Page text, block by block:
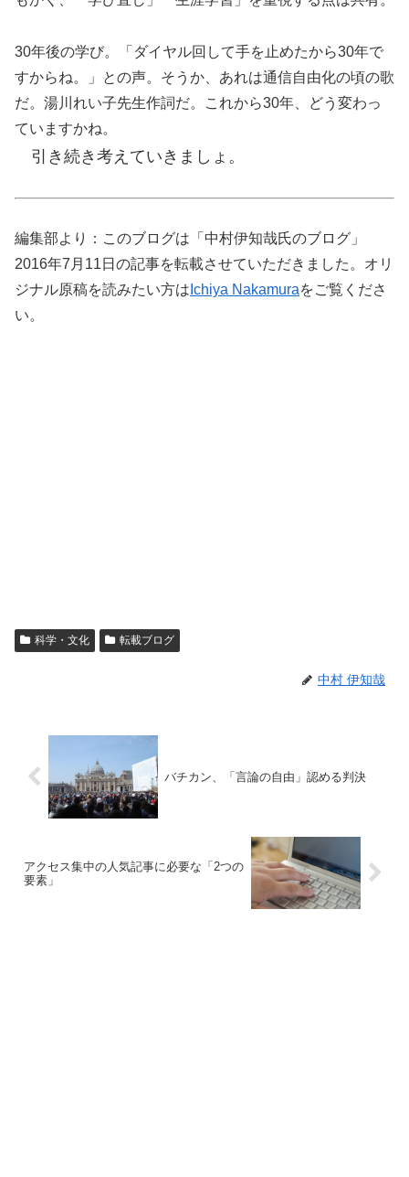
30年後の学び。「ダイヤル回して手を止めたから30年で
すからね。」との声。そうか、あれは通信自由化の頃の歌
だ。湯川れい子先生作詞だ。これから30年、どう変わっ
ていますかね。
引き続き考えていきましょ。
編集部より：このブログは「中村伊知哉氏のブログ」
2016年7月11日の記事を転載させていただきました。オリ
ジナル原稿を読みたい方は Ichiya Nakamuraをご覧くださ
い。
科学・文化 転載ブログ
中村 伊知哉
バチカン、「言論の自由」認める判決
アクセス集中の人気記事に必要な「2つの
要素」